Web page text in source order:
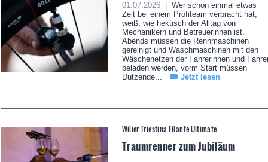
01.07.2026 |
Wer schon einmal etwas
Zeit bei einem Profiteam verbracht hat,
weiß, wie hektisch der Alltag von
Mechanikern und Betreuerinnen ist.
Abends müssen die Rennmaschinen
gereinigt und Waschmaschinen mit den
Wäschenetzen der Fahrerinnen und
beladen werden, vorm Start müssen
Dutzende...
Jetzt lesen
Wilier Triestina Filante Ultimate
Traumrenner zum Jubiläum